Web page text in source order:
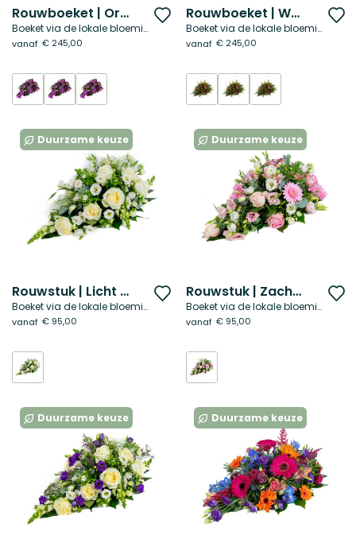
Rouwboeket | Orchidee liefde
Boeket via de lokale bloemist
vanaf € 245,00
Voeg
toe
aan
verlanglijst
Rouwboeket | Warm bont
Boeket via de lokale bloemist
vanaf € 245,00
Duurzame keuze
Rouwstuk | Licht & rust
Boeket via de lokale bloemist
vanaf € 95,00
Voeg
toe
aan
verlanglijst
Duurzame keuze
Rouwstuk | Zacht gemis
Boeket via de lokale bloemist
vanaf € 95,00
Duurzame keuze Duurzame keuze